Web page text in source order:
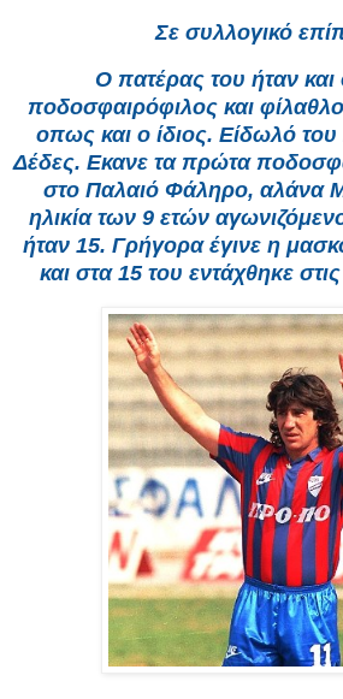
Σε συλλογικό
O πατέρας του ήταν και
ποδοσφαιρόφιλος και
οπως και ο ίδιος. Είδωλό
Δέδες. Εκανε τα πρώτα
στο Παλαιό Φάληρο, αλάνα
ηλικία των 9 ετών
ήταν 15. Γρήγορα έγινε η
και στα 15 του εντάχθηκε